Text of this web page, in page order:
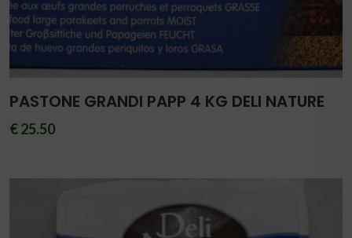
PASTONE GRANDI PAPP 4 KG DELI NATURE
€ 25.50